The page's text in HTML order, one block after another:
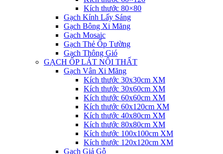
Kích thước 80×80
Gạch Kính Lấy Sáng
Gạch Bông Xi Măng
Gạch Mosaic
Gạch Thẻ Ốp Tường
Gạch Thông Gió
GẠCH ỐP LÁT NỘI THẤT
Gạch Vân Xi Măng
Kích thước 30x30cm XM
Kích thước 30x60cm XM
Kích thước 60x60cm XM
Kích thước 60x120cm XM
Kích thước 40x80cm XM
Kích thước 80x80cm XM
Kích thước 100x100cm XM
Kích thước 120x120cm XM
Gạch Giả Gỗ